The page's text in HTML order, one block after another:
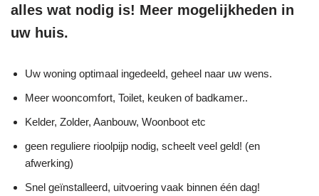
alles wat nodig is! Meer mogelijkheden in
uw huis.
Uw woning optimaal ingedeeld, geheel naar uw wens.
Meer wooncomfort, Toilet, keuken of badkamer..
Kelder, Zolder, Aanbouw, Woonboot etc
geen reguliere rioolpijp nodig, scheelt veel geld! (en
afwerking)
Snel geïnstalleerd, uitvoering vaak binnen één dag!